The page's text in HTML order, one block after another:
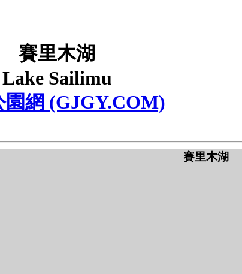
賽里木湖
Lake Sailimu
園網 (GJGY.COM)
賽里木湖